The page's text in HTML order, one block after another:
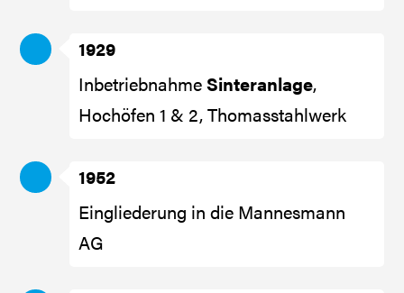
1929
InbetriebnahmeSinteranlage,
Hochöfen 1 & 2, Thomasstahlwerk
1952
Eingliederung in die Mannesmann
AG